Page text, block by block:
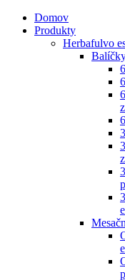
Domov
Produkty
Herbafulvo